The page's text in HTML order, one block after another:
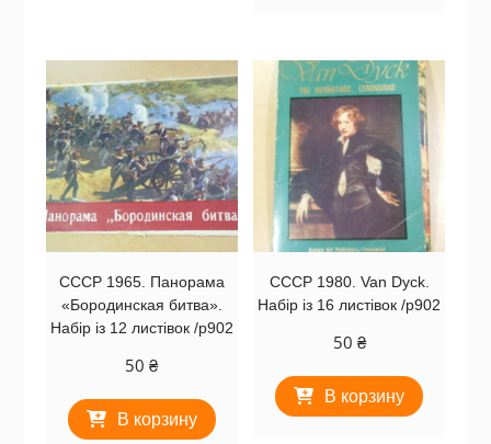
СССР 1965. Панорама
«Бородинская битва».
Набір із 12 листівок /р902
50₴
В корзину
СССР 1980. Van Dyck.
Набір із 16 листівок /р902
50 ₴
В корзину